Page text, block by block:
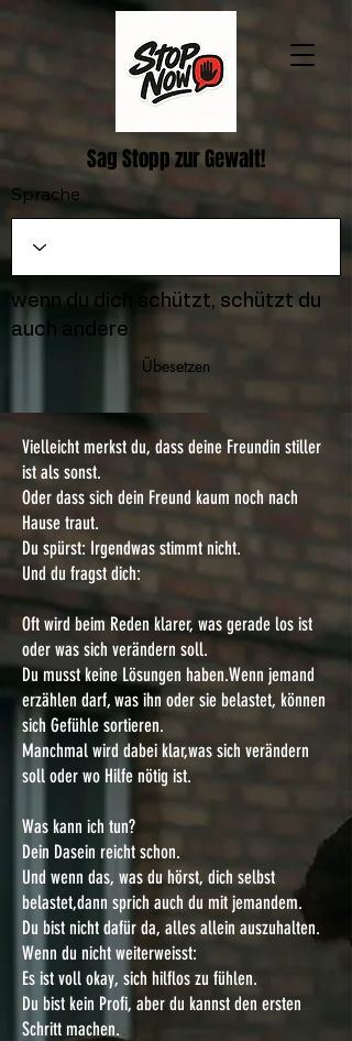
Sag Stopp zur Gewalt!
wenn du dich schützt, schützt du
auch andere
Sprache
Übesetzen
Vielleicht merkst du, dass deine Freundin stiller
ist als sonst.
Oder dass sich dein Freund kaum noch nach
Hause traut.
Du spürst: Irgendwas stimmt nicht.
Und du fragst dich:
Oft wird beim Reden klarer, was gerade los ist
oder was sich verändern soll.
Du musst keine Lösungen haben.Wenn jemand
erzählen darf, was ihn oder sie belastet, können
sich Gefühle sortieren.
Manchmal wird dabei klar,was sich verändern
soll oder wo Hilfe nötig ist.
Was kann ich tun?
Dein Dasein reicht schon.
Und wenn das, was du hörst, dich selbst
belastet,dann sprich auch du mit jemandem.
Du bist nicht dafür da, alles allein auszuhalten.
Wenn du nicht weiterweisst:
Es ist voll okay, sich hilflos zu fühlen.
Du bist kein Profi, aber du kannst den ersten
Schritt machen.